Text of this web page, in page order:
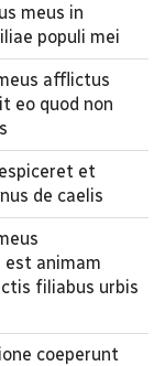
meus in
populi mei
afflictus
eo quod non
et
de caelis
est animam
filiabus urbis
coeperunt